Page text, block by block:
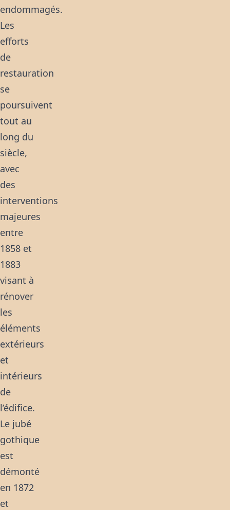
endommagés.
Les
efforts
de
restauration
se
poursuivent
tout au
long du
siècle,
avec
des
interventions
majeures
entre
1858 et
1883
visant à
rénover
les
éléments
extérieurs
et
intérieurs
de
l’édifice.
Le jubé
gothique
est
démonté
en 1872
et